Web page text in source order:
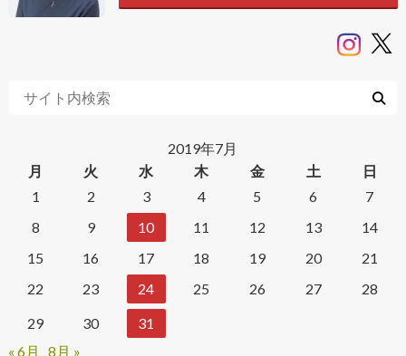
2019年7月
月
火 水 木 金 土
日
1
2 3 4 5 6
7
8
9 10 11 12 13
14
15
16 17 18 19 20
21
22
23 24 25 26 27
28
29
30
31
« 6月
8月 »